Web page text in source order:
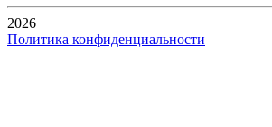
2026
Политика конфиденциальности